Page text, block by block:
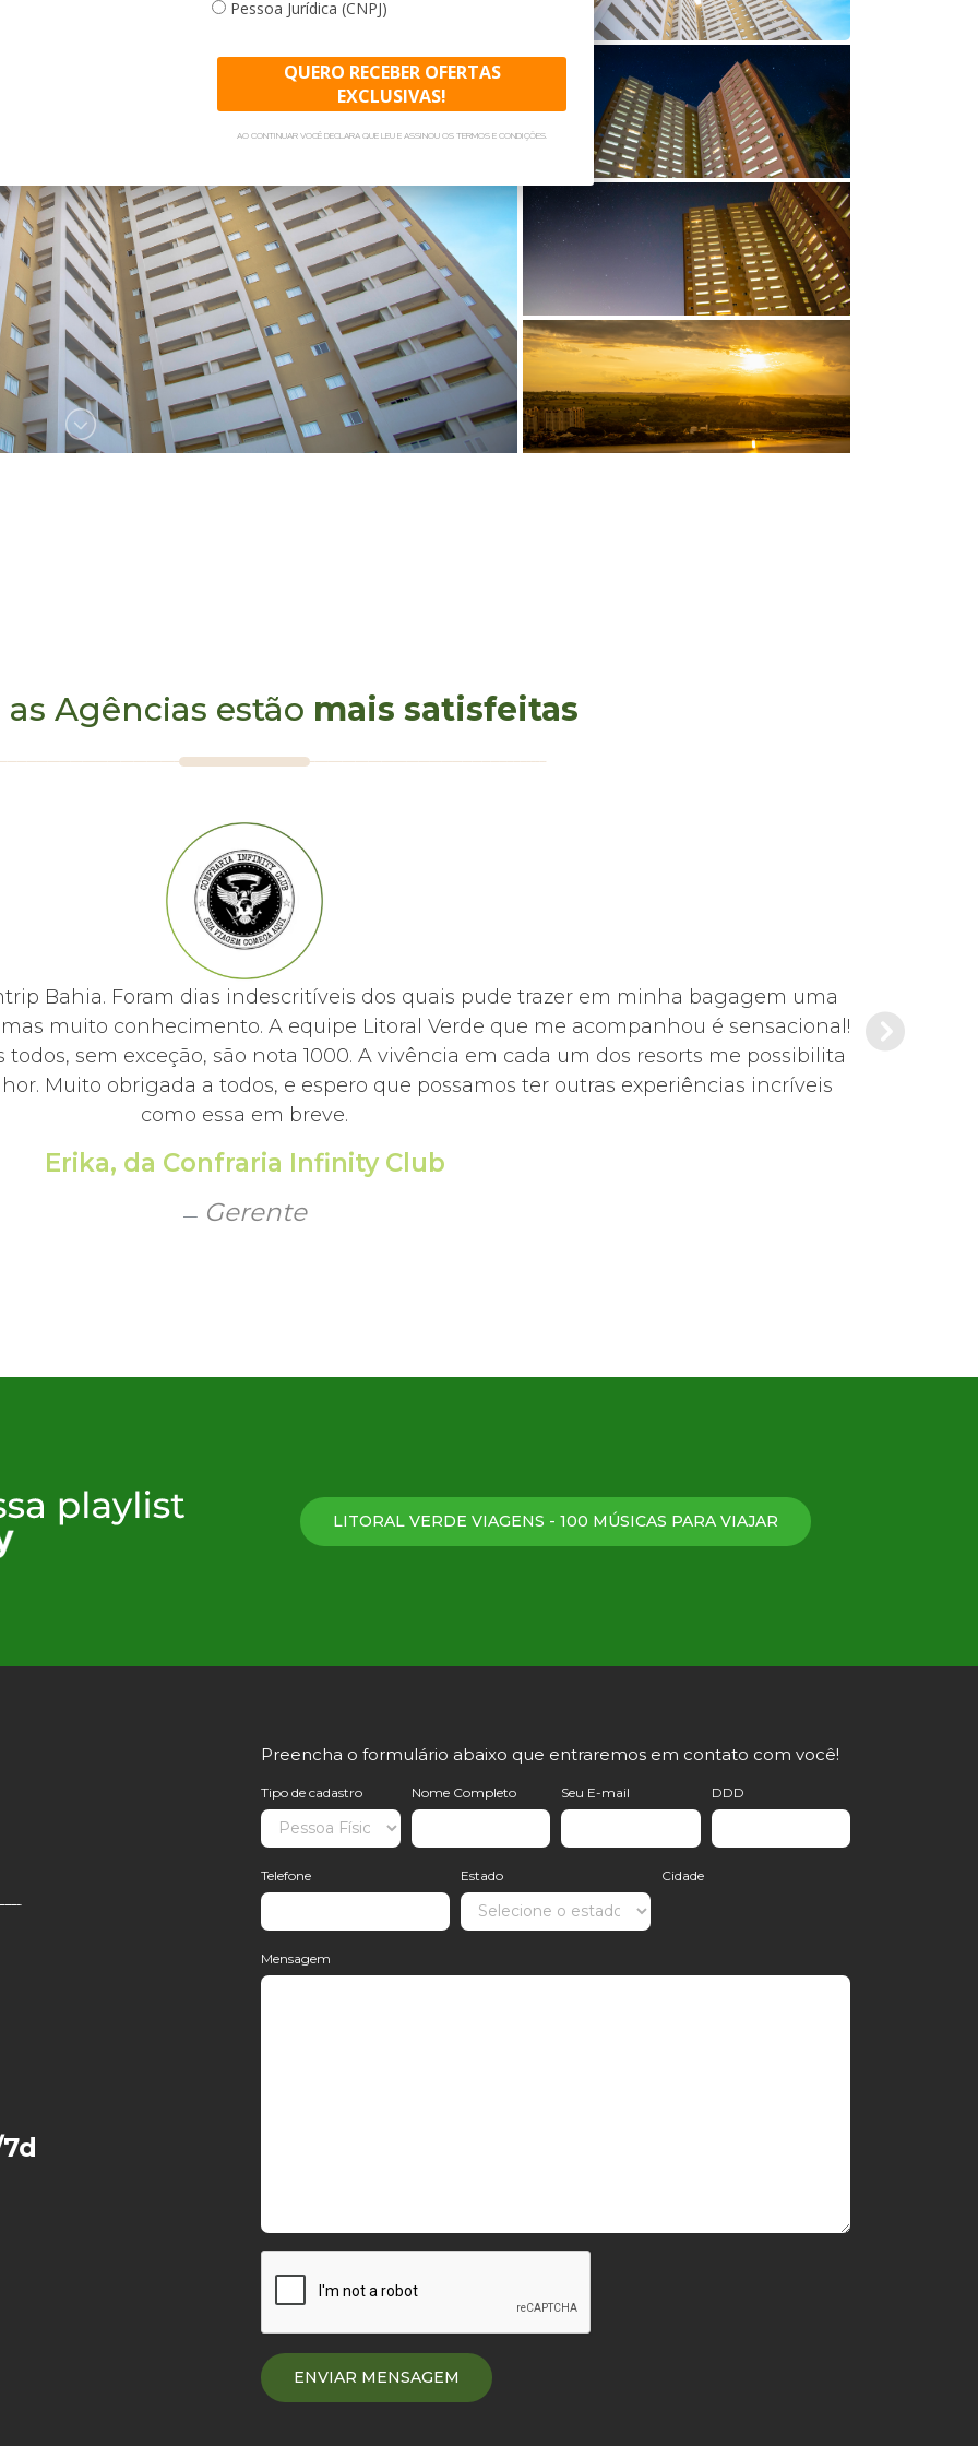
Agências estão mais satisfeitas
Bahia. Foram dias indescritíveis dos quais pude trazer em minha bagagem uma
muito conhecimento. A equipe Litoral Verde que me acompanhou é sensacional!
sem exceção, são nota 1000. A vivência em cada um dos resorts me possibilita
Muito obrigada a todos, e espero que possamos ter outras experiências incríveis
como essa em breve.
Erika, da Confraria Infinity Club
Gerente
LITORAL VERDE VIAGENS - 100 MÚSICAS PARA VIAJAR
Preencha o formulário abaixo que entraremos em contato com você!
Tipo de cadastro Nome Completo Seu E-mail DDD
Telefone Estado Cidade
Mensagem
Pessoa Jurídica (CNPJ)
QUERO RECEBER OFERTAS
EXCLUSIVAS!
AO CONTINUAR VOCÊ DECLARA QUE LEU E ASSINOU OS TERMOS E CONDIÇÕES.